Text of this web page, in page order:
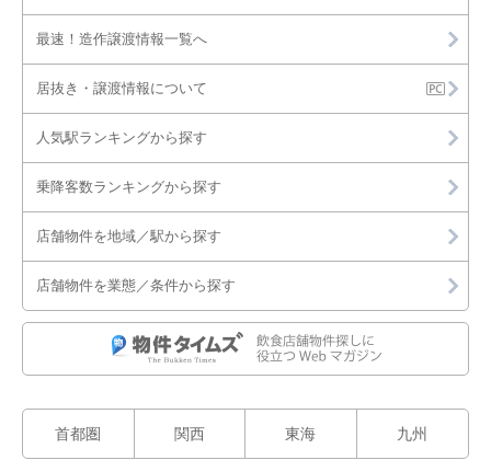
最速！造作譲渡情報一覧へ
居抜き・譲渡情報について
人気駅ランキングから探す
乗降客数ランキングから探す
店舗物件を地域／駅から探す
店舗物件を業態／条件から探す
首都圏 関西 東海 九州